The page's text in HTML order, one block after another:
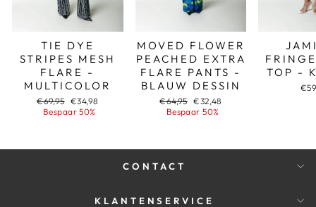
TIE DYE
STRIPES MESH
FLARE -
MULTICOLOR
Adviesprijs
€69,95 Aanbiedingsprijs
€34,98
Bespaar 50%
MOVED FLOWER
PEACHED EXTRA
FLARE PANTS -
BLAUW DESSIN
Adviesprijs
€64,95 Aanbiedingsprijs
€32,48
Bespaar 50%
TOP -
CONTACT
KLANTENSERVICE